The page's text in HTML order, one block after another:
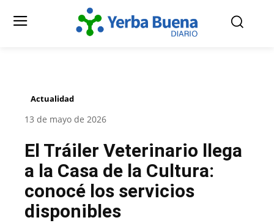
Actualidad
13 de mayo de 2026
El Tráiler Veterinario llega
a la Casa de la Cultura:
conocé los servicios
disponibles